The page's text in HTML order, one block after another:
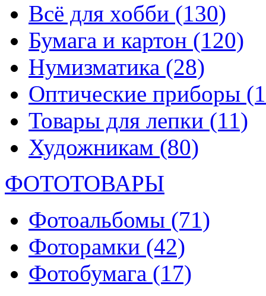
Всё для хобби (130)
Бумага и картон (120)
Нумизматика (28)
Оптические приборы
Товары для лепки (11)
Художникам (80)
ФОТОТОВАРЫ
Фотоальбомы (71)
Фоторамки (42)
Фотобумага (17)